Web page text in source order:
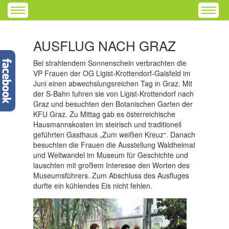
AUSFLUG NACH GRAZ
Bei strahlendem Sonnenschein verbrachten die
VP Frauen der OG Ligist-Krottendorf-Gaisfeld im
Juni einen abwechslungsreichen Tag in Graz. Mit
der S-Bahn fuhren sie von Ligist-Krottendorf nach
Graz und besuchten den Botanischen Garten der
KFU Graz. Zu Mittag gab es österreichische
Hausmannskosten im steirisch und traditionell
geführten Gasthaus „Zum weißen Kreuz“. Danach
besuchten die Frauen die Ausstellung Waldheimat
und Weltwandel im Museum für Geschichte und
lauschten mit großem Interesse den Worten des
Museumsführers. Zum Abschluss des Ausfluges
durfte ein kühlendes Eis nicht fehlen.